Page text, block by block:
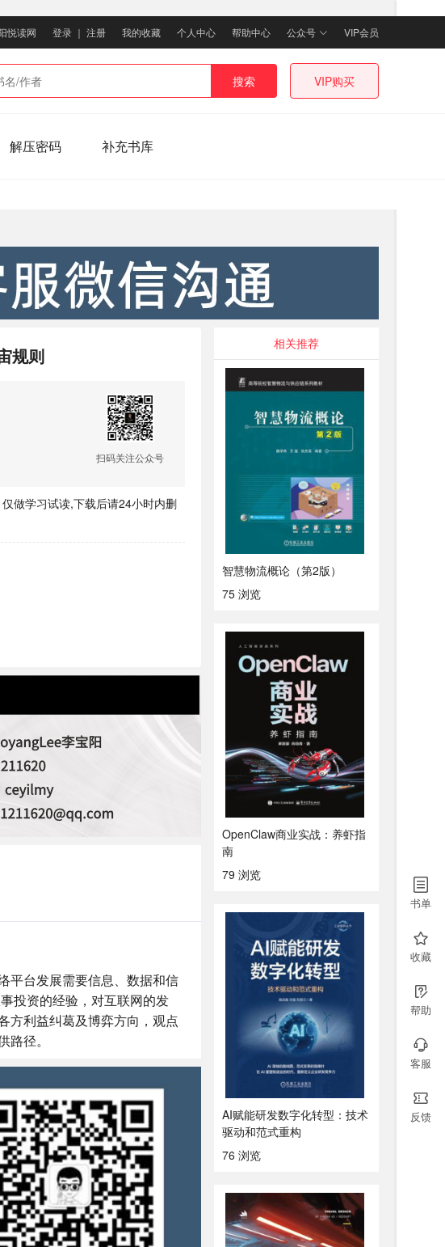
悦读网 登录 ｜ 注册 我的收藏 个人中心 帮助中心 公众号 VIP会员
搜索 VIP购买
解压密码 补充书库
规则
扫码关注公众号
做学习试读,下载后请24小时内删
平台发展需要信息、数据和信
投资的经验，对互联网的发
方利益纠葛及博弈方向，观点
径。
相关推荐
智慧物流概论（第2版）
75 浏览
OpenClaw商业实战：养虾指
南
79 浏览
AI赋能研发数字化转型：技术
驱动和范式重构
76 浏览
书单
收藏
帮助
客服
反馈